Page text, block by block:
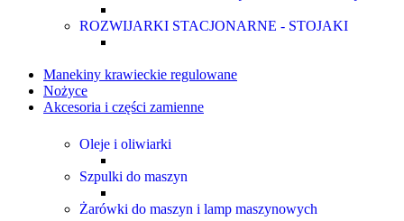
ROZWIJARKI STACJONARNE - STOJAKI
Manekiny krawieckie regulowane
Nożyce
Akcesoria i części zamienne
Oleje i oliwiarki
Szpulki do maszyn
Żarówki do maszyn i lamp maszynowych